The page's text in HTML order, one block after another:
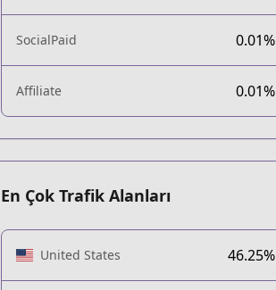
SocialPaid 0.01%
Affiliate 0.01%
En Çok Trafik Alanları
United States 46.25%